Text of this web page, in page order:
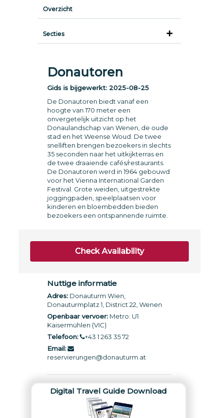
Overzicht
Secties
Donautoren
Gids is bijgewerkt: 2025-08-25
De Donautoren biedt vanaf een
hoogte van 170 meter een
onvergetelijk uitzicht op het
Donaulandschap van Wenen, de oude
stad en het Weense Woud. De twee
snelliften brengen bezoekers in slechts
35 seconden naar het uitkijkterras en
de twee draaiende cafés/restaurants.
De Donautoren werd in 1964 gebouwd
voor het Vienna International Garden
Festival. Grote weiden, uitgestrekte
joggingpaden, speelplaatsen voor
kinderen en bloembedden bieden
bezoekers een ontspannende ruimte.
Nuttige informatie
Adres:Donauturm Wien,
Donauturmplatz 1, District 22, Wenen
Openbaar vervoer:Metro: U1
Kaisermühlen (VIC)
Telefoon:
+43 1 263 35 72
Email:
reservierungen@donauturm.at
Check Availability
Digital Travel Guide Download